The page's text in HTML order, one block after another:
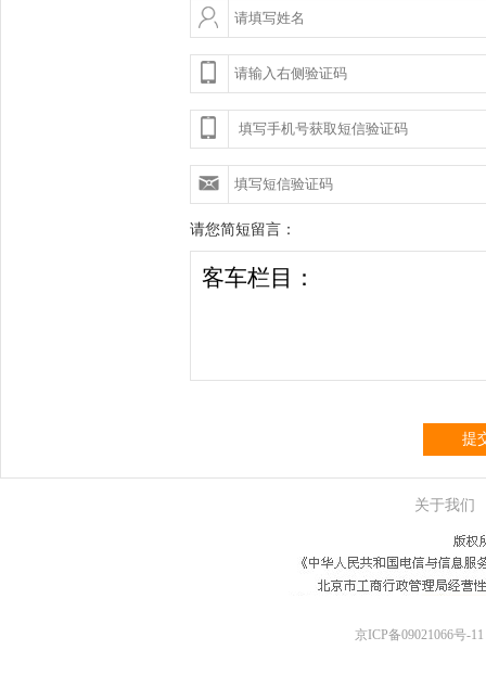
请您简短留言：
提
关于我们
京ICP备09021066号-11